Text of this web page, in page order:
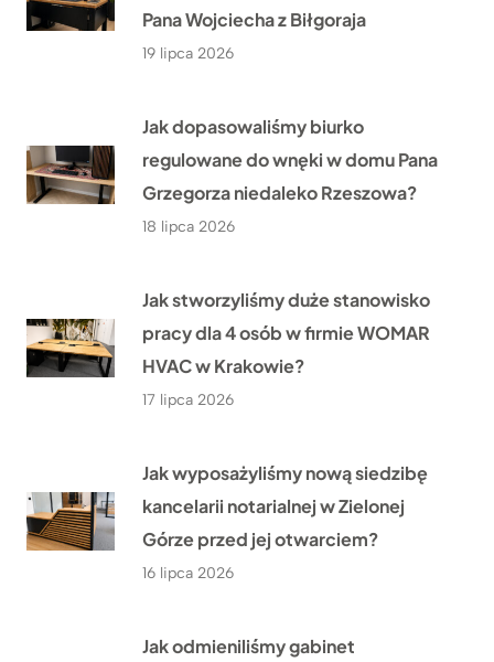
Pana Wojciecha z Biłgoraja
19 lipca 2026
Jak dopasowaliśmy biurko
regulowane do wnęki w domu Pana
Grzegorza niedaleko Rzeszowa?
18 lipca 2026
Jak stworzyliśmy duże stanowisko
pracy dla 4 osób w firmie WOMAR
HVAC w Krakowie?
17 lipca 2026
Jak wyposażyliśmy nową siedzibę
kancelarii notarialnej w Zielonej
Górze przed jej otwarciem?
16 lipca 2026
Jak odmieniliśmy gabinet